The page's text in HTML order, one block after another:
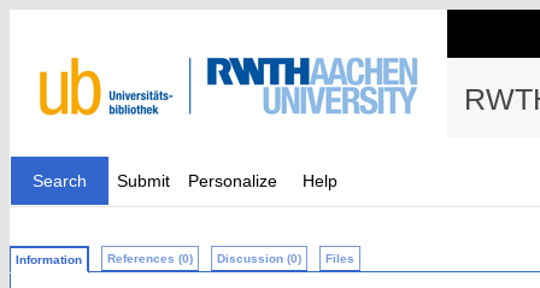
Search Submit Personalize Help
Information References (0) Discussion (0) Files